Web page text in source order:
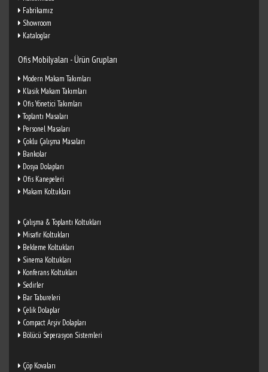
Fabrikamız
Showroom
Kataloglar
Ofis Mobilyaları - Ürün Grupları
Modern Makam Takımları
Klasik Makam Takımları
Ofis Yönetici Takımları
Toplantı Masaları
Personel Masaları
Çoklu Çalışma Masaları
Bankolar
Dosya Dolapları
Ofis Kanepeleri
Makam Koltukları
Çalışma & Toplantı Koltukları
Misafir Koltukları
Bekleme Koltukları
Sinema Koltukları
Konferans Koltukları
Sedirler
Bar Tabureleri
Çelik Dolaplar
Compact Arşiv Dolapları
Bölücü Seperasyon Sistemleri
Çöp Kovaları